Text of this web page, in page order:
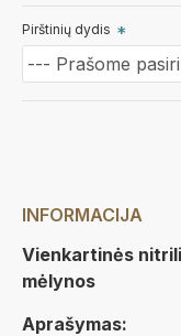
Pirštinių dydis
INFORMACIJA
Vienkartinės
mėlynos
Aprašymas: